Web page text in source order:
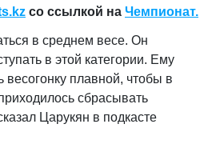
со ссылкой на Чемпионат.
в среднем весе. Он
в этой категории. Ему
весогонку плавной, чтобы в
сбрасывать
Царукян в подкасте